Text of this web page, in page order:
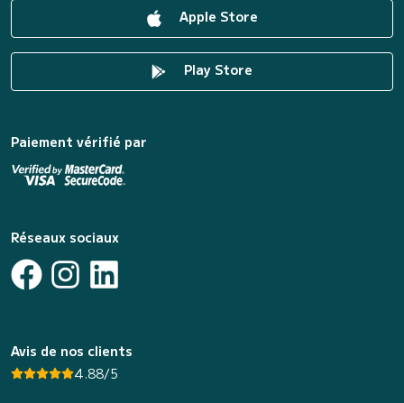
Apple Store
Play Store
Paiement vérifié par
Réseaux sociaux
Avis de nos clients
4.88/5